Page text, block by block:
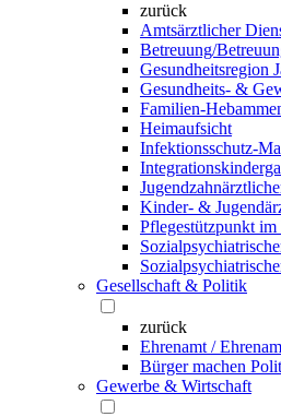
zurück
Amtsärztlicher
Betreuung/
Gesundheitsregion
Gesundheits- &
Familien-
Heimaufsicht
Infektionsschutz-
Kinder- &
Pflegestützpunkt im
Gesellschaft & Politik
zurück
Ehrenamt /
Bürger machen
Gewerbe & Wirtschaft